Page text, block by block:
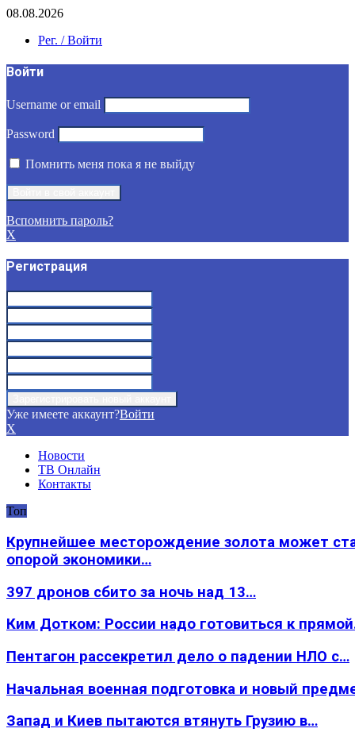
08.08.2026
Рег. / Войти
Войти
Username or email
Password
Помнить меня пока я не выйду
Вспомнить пароль?
X
Регистрация
Уже имеете аккаунт?Войти
X
Новости
ТВ Онлайн
Контакты
Топ
Крупнейшее месторождение золота может
опорой экономики…
397 дронов сбито за ночь над 13…
Ким Дотком: России надо готовиться к
Пентагон рассекретил дело о падении НЛО с…
Начальная военная подготовка и новый
Запад и Киев пытаются втянуть Грузию в…